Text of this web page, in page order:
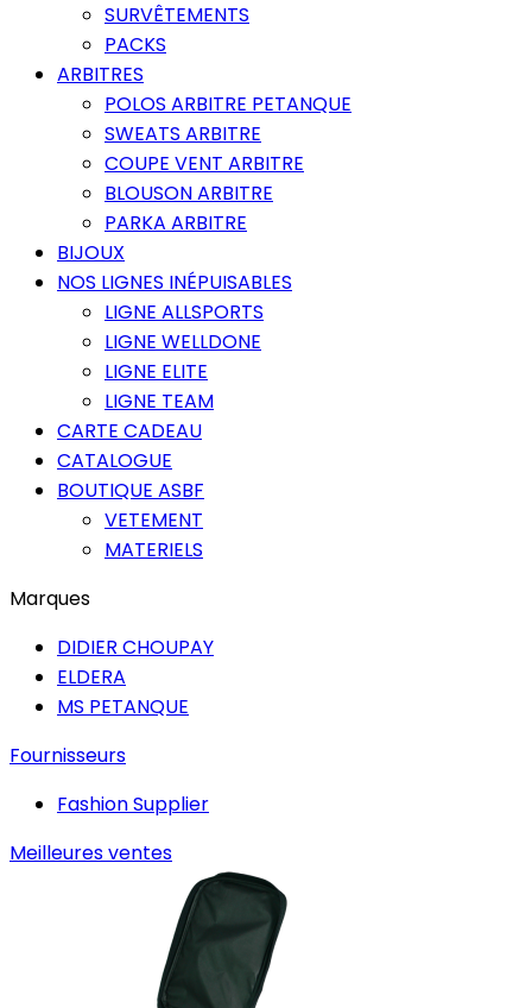
SURVÊTEMENTS
PACKS
ARBITRES
POLOS ARBITRE PETANQUE
SWEATS ARBITRE
COUPE VENT ARBITRE
BLOUSON ARBITRE
PARKA ARBITRE
BIJOUX
NOS LIGNES INÉPUISABLES
LIGNE ALLSPORTS
LIGNE WELLDONE
LIGNE ELITE
LIGNE TEAM
CARTE CADEAU
CATALOGUE
BOUTIQUE ASBF
VETEMENT
MATERIELS
Marques
DIDIER CHOUPAY
ELDERA
MS PETANQUE
Fournisseurs
Fashion Supplier
Meilleures ventes